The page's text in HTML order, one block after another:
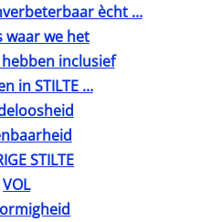
ècht …
waar we het
inclusief
in STILTE …
STILTE
VOL